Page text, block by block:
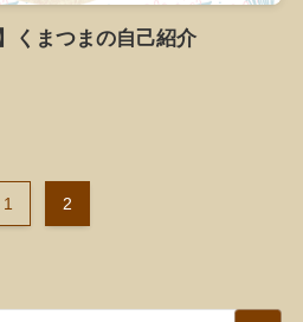
くまつまの自己紹介
1 2